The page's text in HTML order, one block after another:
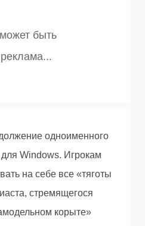
одноименного
Windows. Игрокам
на себе все «тяготы
стремящегося
корыте»